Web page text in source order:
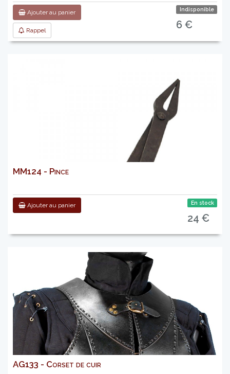
Ajouter au panier
Rappel
Indisponible
6 €
MM124 - Pince
Ajouter au panier En stock
24 €
AG133 - Corset de cuir